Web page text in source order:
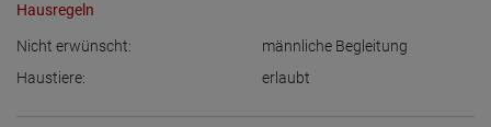
Hausregeln
Nicht erwünscht:
männliche Begleitung
Haustiere:
erlaubt